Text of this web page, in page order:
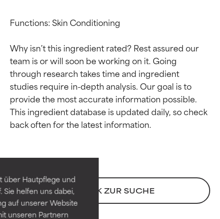
über Hautpflege und
helfen uns dabei,
auf unserer Website
unseren Partnern
Functions: Skin Conditioning
Why isn’t this ingredient rated? Rest assured our
team is or will soon be working on it. Going
through research takes time and ingredient
studies require in-depth analysis. Our goal is to
provide the most accurate information possible.
This ingredient database is updated daily, so check
ZURÜCK ZUR SUCHE
Bewertung der
Erwiesen und durch
unabhängige Studien belegt.
Hervorragender Wirkstoff für
die meisten Hauttypen und -
Bewertung der
Erwiesen und durch
unabhängige Studien belegt.
Hervorragender Wirkstoff für
die meisten Hauttypen und -